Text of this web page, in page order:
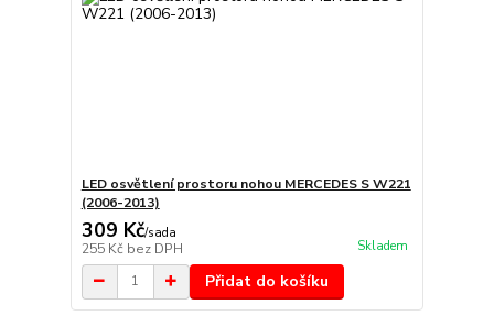
LED osvětlení prostoru nohou MERCEDES S W221
(2006-2013)
309 Kč/sada
255 Kč bez DPH Skladem
Přidat do košíku